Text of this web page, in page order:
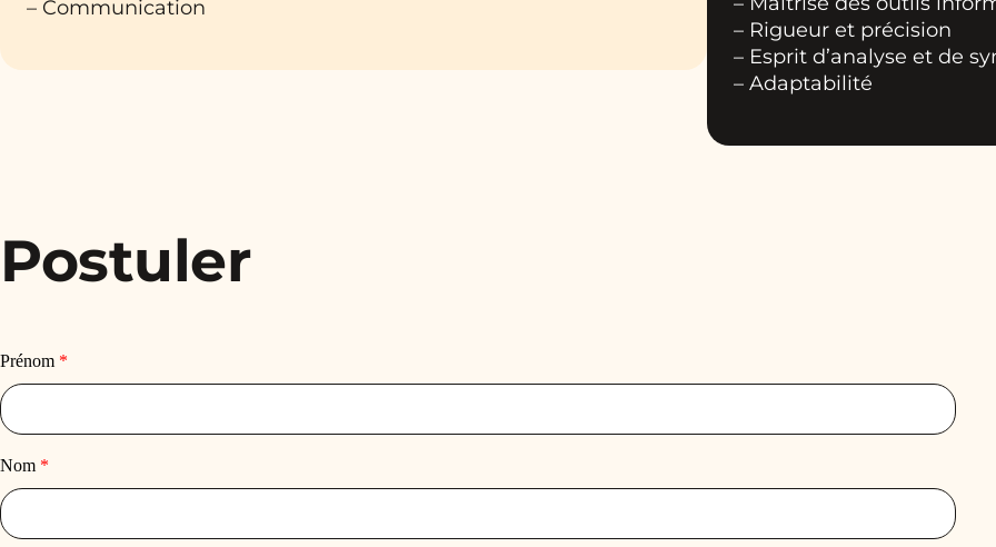
– Communication
– Rigueur et précision
– Esprit d’analyse et de
– Adaptabilité
Postuler